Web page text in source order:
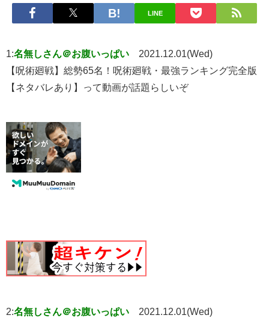
LINE
1:名無しさん＠お腹いっぱい
2021.12.01(Wed)
【呪術廻戦】総勢65名！呪術廻戦・最強ランキング完全版
【ネタバレあり】って動画が話題らしいぞ
2:名無しさん＠お腹いっぱい 2021.12.01(Wed)